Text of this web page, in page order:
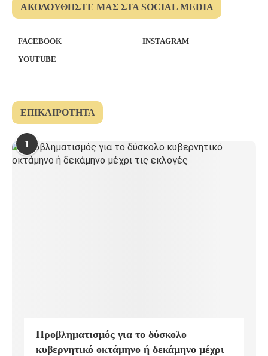
ΑΚΟΛΟΥΘΉΣΤΕ ΜΑΣ ΣΤΑ SOCIAL MEDIA
FACEBOOK
INSTAGRAM
YOUTUBE
ΕΠΙΚΑΙΡΌΤΗΤΑ
1
Προβληματισμός για το δύσκολο
κυβερνητικό οκτάμηνο ή δεκάμηνο μέχρι